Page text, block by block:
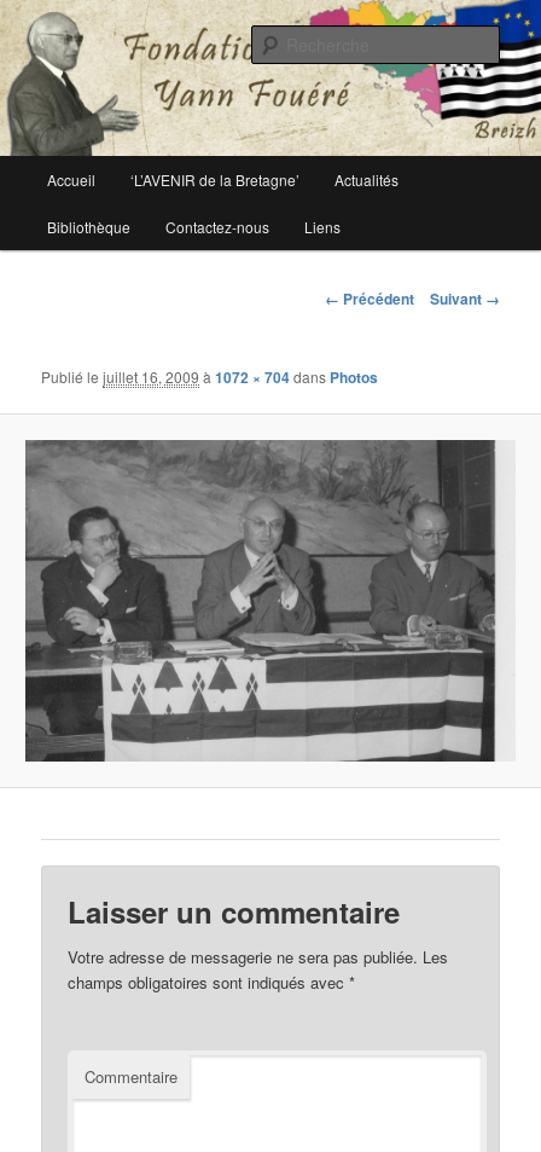
Fondation Yann Fouéré
Le site officiel de la fondation Yann Fouéré
principal
Aller
au
Accueil ‘L’AVENIR de la Bretagne’ Actualités
Bibliothèque Contactez-nous Liens
Navigation
← Précédent Suivant →
Publié lejuillet 16, 2009 à1072 × 704dans Photos
Laisser un commentaire
Votre adresse de messagerie ne sera pas publiée. Les
champs obligatoires sont indiqués avec*
Commentaire